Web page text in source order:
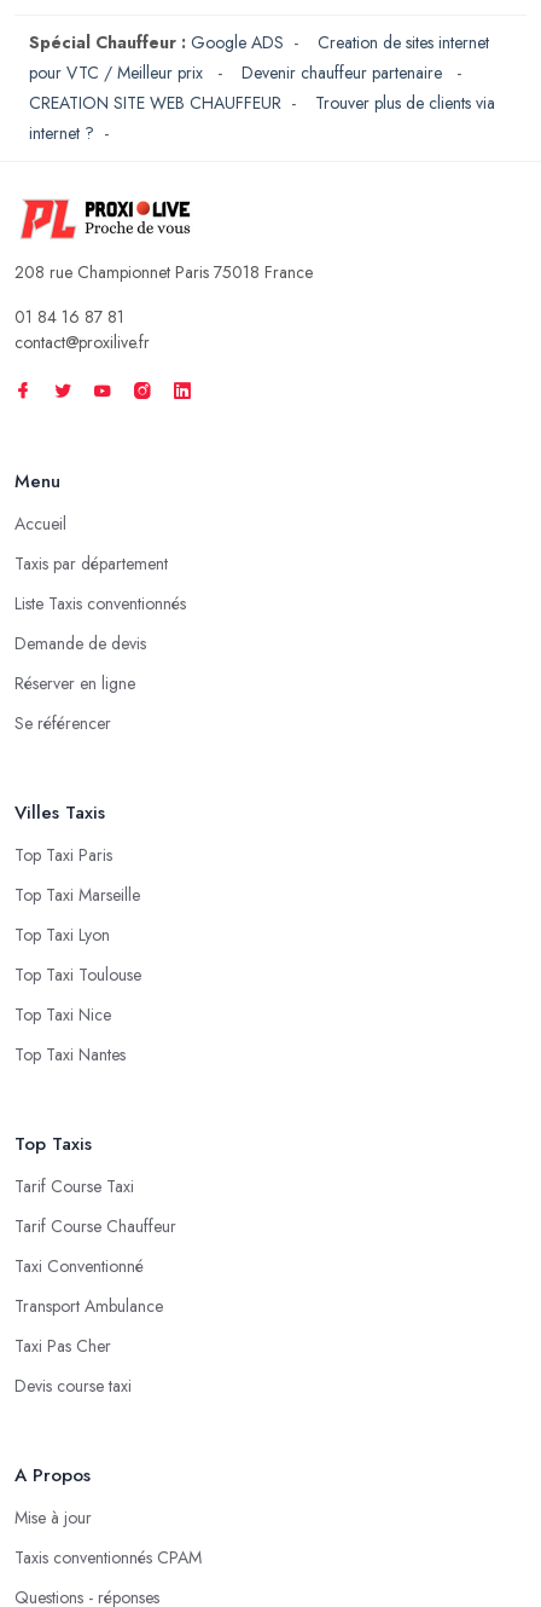
Spécial Chauffeur : Google ADS - Creation de sites internet
pour VTC / Meilleur prix
- Devenir chauffeur partenaire
-
CREATION SITE WEB CHAUFFEUR - Trouver plus de clients via
internet ? -
208 rue Championnet Paris 75018 France
01 84 16 87 81
contact@proxilive.fr
Menu
Accueil
Taxis par département
Liste Taxis conventionnés
Demande de devis
Réserver en ligne
Se référencer
Villes Taxis
Top Taxi Paris
Top Taxi Marseille
Top Taxi Lyon
Top Taxi Toulouse
Top Taxi Nice
Top Taxi Nantes
Top Taxis
Tarif Course Taxi
Tarif Course Chauffeur
Taxi Conventionné
Transport Ambulance
Taxi Pas Cher
Devis course taxi
A Propos
Mise à jour
Taxis conventionnés CPAM
Questions - réponses